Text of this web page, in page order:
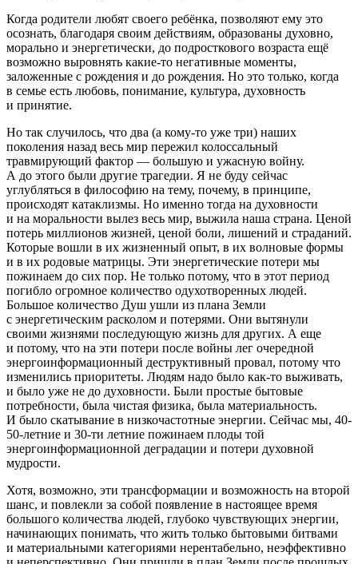
Когда родители любят своего ребёнка, позволяют ему это
осознать, благодаря своим действиям, образованы духовно,
морально и энергетически, до подросткового возраста ещё
возможно выровнять какие-то негативные моменты,
заложенные с рождения и до рождения. Но это только, когда
в семье есть любовь, понимание, культура, духовность
и принятие.
Но так случилось, что два (а кому-то уже три) наших
поколения назад весь мир пережил колоссальный
травмирующий фактор — большую и ужасную войну.
А до этого были другие трагедии. Я не буду сейчас
углубляться в философию на тему, почему, в принципе,
происходят катаклизмы. Но именно тогда на духовности
и на моральности вылез весь мир, выжила наша страна. Ценой
потерь миллионов жизней, ценой боли, лишений и страданий.
Которые вошли в их жизненный опыт, в их волновые формы
и в их родовые матрицы. Эти энергетические потери мы
пожинаем до сих пор. Не только потому, что в этот период
погибло огромное количество одухотворенных людей.
Большое количество Душ ушли из плана Земли
с энергетическим расколом и потерями. Они вытянули
своими жизнями последующую жизнь для других. А еще
и потому, что на эти потери после войны лег очередной
энергоинформационный деструктивный провал, потому что
изменились приоритеты. Людям надо было как-то выживать,
и было уже не до духовности. Были простые бытовые
потребности, была чистая физика, была материальность.
И было скатывание в низкочастотные энергии. Сейчас мы, 40-
50-летние и 30-ти летние пожинаем плоды той
энергоинформационной деградации и потери духовной
мудрости.
Хотя, возможно, эти трансформации и возможность на второй
шанс, и повлекли за собой появление в настоящее время
большого количества людей, глубоко чувствующих энергии,
начинающих понимать, что жить только бытовыми битвами
и материальными категориями нерентабельно, неэффективно